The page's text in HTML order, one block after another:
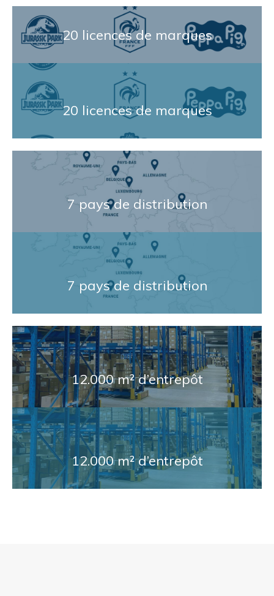
20 licences de marques
20 licences de marques
7 pays de distribution
7 pays de distribution
12.000 m² d’entrepôt
12.000 m² d’entrepôt